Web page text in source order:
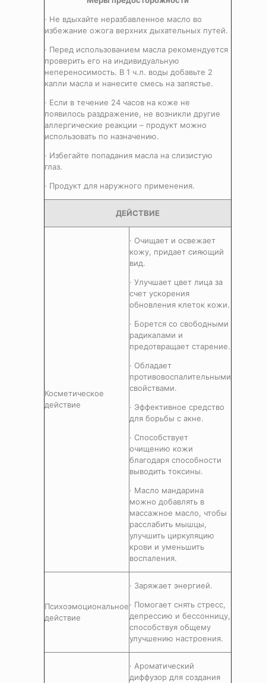
· Не вдыхайте неразбавленное масло во
избежание ожога верхних дыхательных путей.
· Перед использованием масла рекомендуется
проверить его на индивидуальную
непереносимость. В 1 ч.л. воды добавьте 2
капли масла и нанесите смесь на запястье.
· Если в течение 24 часов на коже не
появилось раздражение, не возникли другие
аллергические реакции – продукт можно
использовать по назначению.
· Избегайте попадания масла на слизистую
глаз.
· Продукт для наружного применения.
ДЕЙСТВИЕ
Косметическое
действие
· Очищает и освежает
кожу, придает сияющий
вид.
· Улучшает цвет лица за
счет ускорения
обновления клеток кожи.
· Борется со свободными
радикалами и
предотвращает старение.
· Обладает
противовоспалительными
свойствами.
· Эффективное средство
для борьбы с акне.
· Способствует
очищению кожи
благодаря способности
выводить токсины.
· Масло мандарина
можно добавлять в
массажное масло, чтобы
расслабить мышцы,
улучшить циркуляцию
крови и уменьшить
воспаления.
Психоэмоциональное
действие
· Заряжает энергией.
· Помогает снять стресс,
депрессию и бессонницу,
способствуя общему
улучшению настроения.
· Ароматический
диффузор для создания